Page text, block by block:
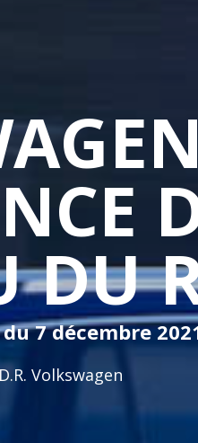
DU
7 décembre
Volkswagen